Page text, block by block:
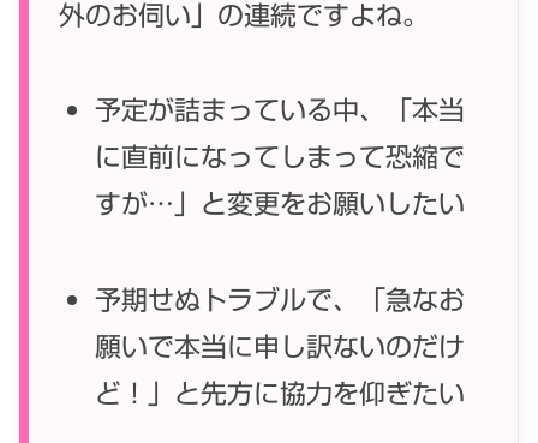
外のお伺い」の連続ですよね。
予定が詰まっている中、「本当
に直前になってしまって恐縮で
すが…」と変更をお願いしたい
予期せぬトラブルで、「急なお
願いで本当に申し訳ないのだけ
ど！」と先方に協力を仰ぎたい